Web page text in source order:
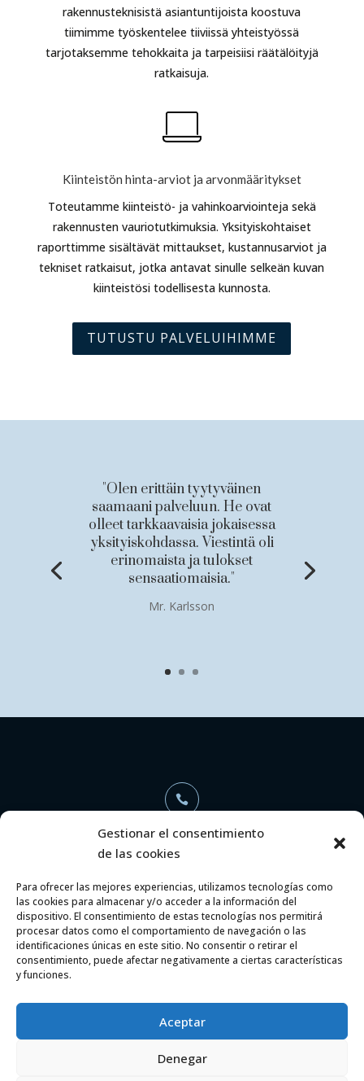
Gestionar el consentimiento
de las cookies
Para ofrecer las mejores experiencias, utilizamos tecnologías como
las cookies para almacenar y/o acceder a la información del
dispositivo. El consentimiento de estas tecnologías nos permitirá
procesar datos como el comportamiento de navegación o las
identificaciones únicas en este sitio. No consentir o retirar el
consentimiento, puede afectar negativamente a ciertas características
y funciones.
Aceptar
Denegar
rakennusteknisistä asiantuntijoista koostuva
tiimimme työskentelee tiiviissä yhteistyössä
tarjotaksemme tehokkaita ja tarpeisiisi räätälöityjä
ratkaisuja.
Kiinteistön hinta-arviot ja arvonmääritykset
Toteutamme kiinteistö- ja vahinkoarviointeja sekä
rakennusten vauriotutkimuksia. Yksityiskohtaiset
raporttimme sisältävät mittaukset, kustannusarviot ja
tekniset ratkaisut, jotka antavat sinulle selkeän kuvan
kiinteistösi todellisesta kunnosta.
TUTUSTU PALVELUIHIMME
"Olen erittäin tyytyväinen
saamaani palveluun. He ovat
olleet tarkkaavaisia jokaisessa
yksityiskohdassa. Viestintä oli
erinomaista ja tulokset
sensaatiomaisia."
Mr. Karlsson

+34 696 368 886

info@aaarquitectosyabogados.com